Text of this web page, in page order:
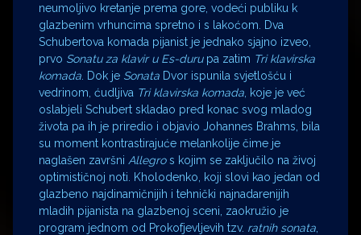
neumoljivo kretanje prema gore, vodeći publiku k
glazbenim vrhuncima spretno i s lakoćom. Dva
Schubertova komada pijanist je jednako sjajno izveo,
prvo Sonatu za klavir u Es-durupa zatim Tri klavirska
komada . Dok je Sonata Dvor ispunila svjetlošću i
vedrinom, ćudljiva Tri klavirska komada , koje je već
oslabjeli Schubert skladao pred konac svog mladog
života pa ih je priredio i objavio Johannes Brahms, bila
su moment kontrastirajuće melankolije čime je
naglašen završni Allegros kojim se zaključilo na živoj
optimističnoj noti. Kholodenko, koji slovi kao jedan od
glazbeno najdinamičnijih i tehnički najnadarenijih
mladih pijanista na glazbenoj sceni, zaokružio je
program jednom od Prokofjevljevih tzv. ratnih sonata